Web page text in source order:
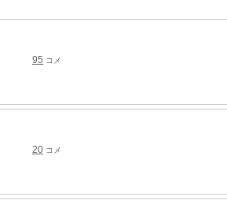
95 コメ
20 コメ